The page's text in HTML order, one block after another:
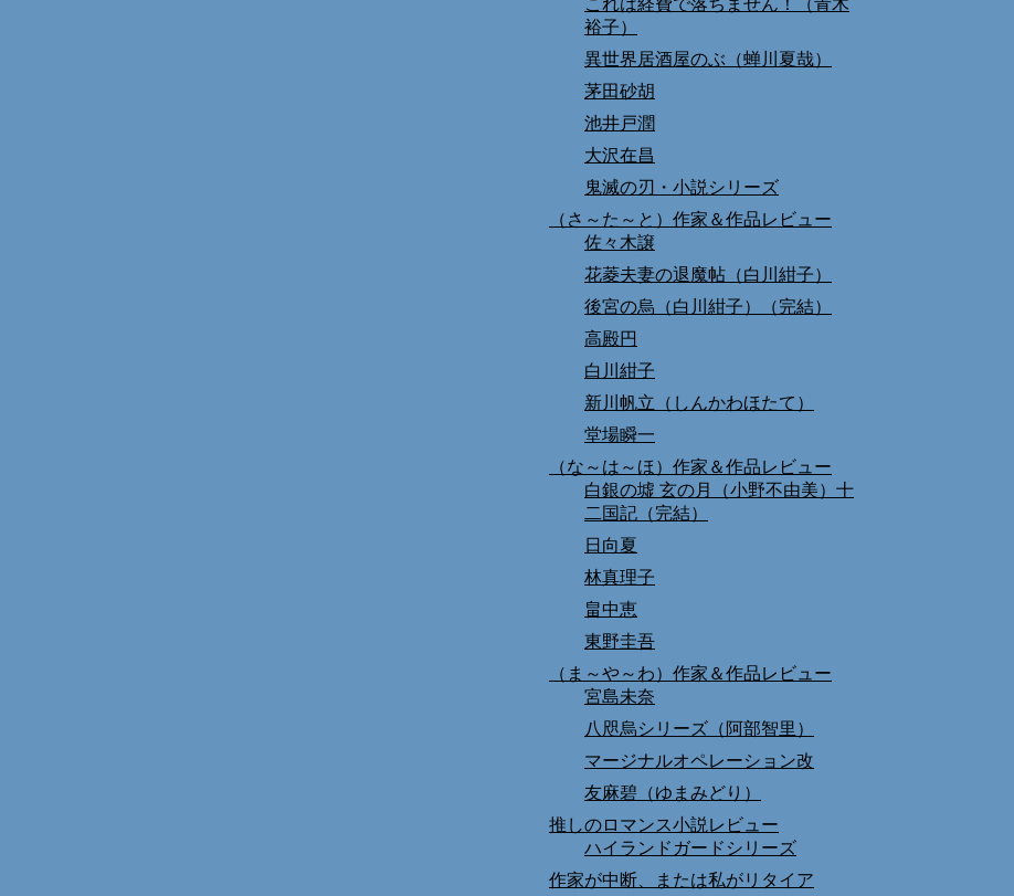
これは経費で落ちません！（青木
裕子）
異世界居酒屋のぶ（蝉川夏哉）
茅田砂胡
池井戸潤
大沢在昌
鬼滅の刃・小説シリーズ
（さ～た～と）作家＆作品レビュー
佐々木譲
花菱夫妻の退魔帖（白川紺子）
後宮の烏（白川紺子）（完結）
高殿円
白川紺子
新川帆立（しんかわほたて）
堂場瞬一
（な～は～ほ）作家＆作品レビュー
白銀の墟 玄の月（小野不由美）十
二国記（完結）
日向夏
林真理子
畠中恵
東野圭吾
（ま～や～わ）作家＆作品レビュー
宮島未奈
八咫烏シリーズ（阿部智里）
マージナルオペレーション改
友麻碧（ゆまみどり）
推しのロマンス小説レビュー
ハイランドガードシリーズ
作家が中断、または私がリタイア